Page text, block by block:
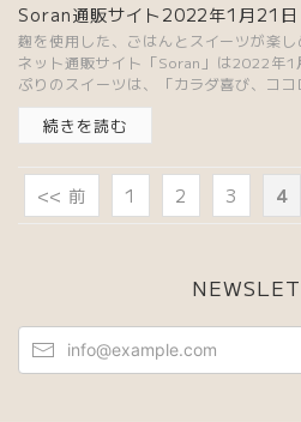
Soran通販サイト2022年1月21日
麹を使用した、ごはんとスイーツが楽
ネット通販サイト「Soran」は2022年
ぷりのスイーツは、「カラダ喜び、ココ
「Soran」の...
続きを読む
<< 前 1 2 3 4